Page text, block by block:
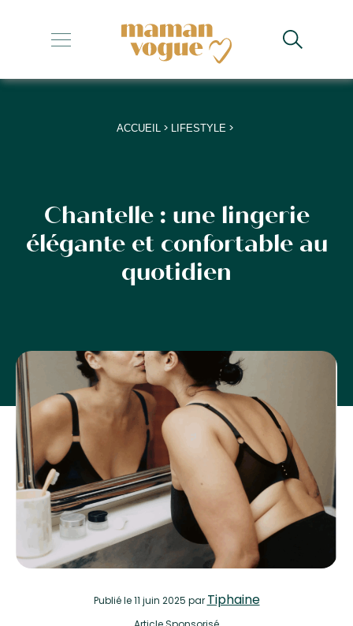
+
+
+
+
ACCUEIL > LIFESTYLE >
Chantelle : une lingerie
élégante et confortable au
quotidien
Publiéle 11 juin 2025 par Tiphaine